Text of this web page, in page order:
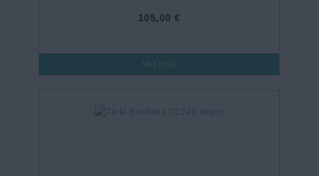
105,00 €
Ver más